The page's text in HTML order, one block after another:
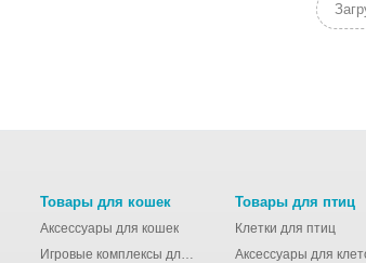
Товары для кошек
Аксессуары для кошек
Игровые комплексы для кошек
Товары для птиц
Клетки для птиц